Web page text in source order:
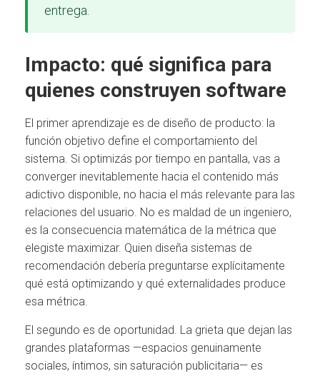
entrega.
Impacto: qué significa para
quienes construyen software
El primer aprendizaje es de diseño de producto: la
función objetivo define el comportamiento del
sistema. Si optimizás por tiempo en pantalla, vas a
converger inevitablemente hacia el contenido más
adictivo disponible, no hacia el más relevante para las
relaciones del usuario. No es maldad de un ingeniero,
es la consecuencia matemática de la métrica que
elegiste maximizar. Quien diseña sistemas de
recomendación debería preguntarse explícitamente
qué está optimizando y qué externalidades produce
esa métrica.
El segundo es de oportunidad. La grieta que dejan las
grandes plataformas —espacios genuinamente
sociales, íntimos, sin saturación publicitaria— es